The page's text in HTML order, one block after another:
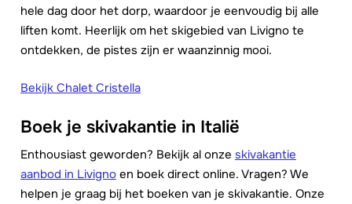
hele dag door het dorp, waardoor je eenvoudig bij alle
liften komt. Heerlijk om het skigebied van Livigno te
ontdekken, de pistes zijn er waanzinnig mooi.
Bekijk Chalet Cristella
Boek je skivakantie in Italië
Enthousiast geworden? Bekijk al onze skivakantie
aanbod in Livigno en boek direct online. Vragen? We
helpen je graag bij het boeken van je skivakantie. Onze